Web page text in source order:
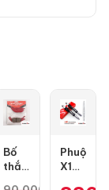
Bố
thắng
Phuộc
X1R